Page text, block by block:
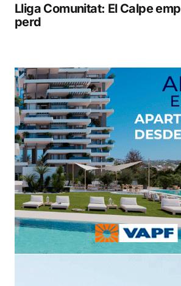
Lliga Comunitat: El Calpe
perd